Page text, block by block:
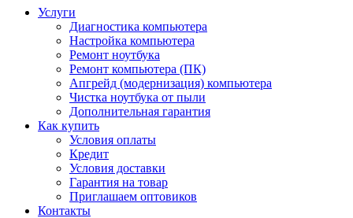
Услуги
Диагностика компьютера
Настройка компьютера
Ремонт ноутбука
Ремонт компьютера (ПК)
Апгрейд (модернизация) компьютера
Чистка ноутбука от пыли
Дополнительная гарантия
Как купить
Условия оплаты
Кредит
Условия доставки
Гарантия на товар
Приглашаем оптовиков
Контакты